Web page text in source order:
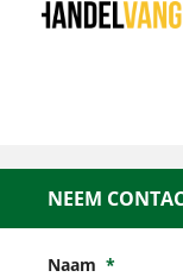
NEEM
Naam *